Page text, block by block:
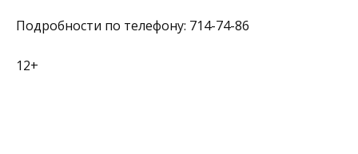
Подробности по телефону: 714-74-86
12+